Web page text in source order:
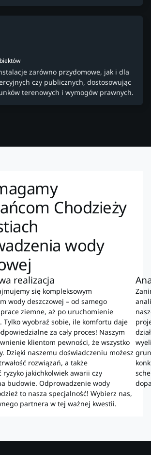
zarówno przydomowe, jak i dla
czy publicznych, dostosowując
terenowych i wymogów prawnych.
Chodzieży
wody
realizacja
się kompleksowym
wody deszczowej – od samego
ziemne, aż po uruchomienie
Tylko wyobraź sobie, ile komfortu daje
za cały proces! Naszym
klientom pewności, że wszystko
Dzięki naszemu doświadczeniu możesz
rozwiązań, a także
jakichkolwiek awarii czy
budowie. Odprowadzenie wody
to nasza specjalność! Wybierz nas,
partnera w tej ważnej kwestii.